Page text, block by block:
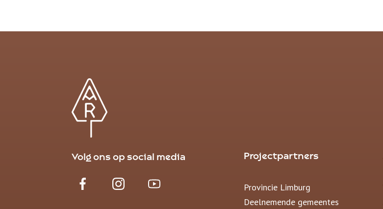
Volg ons op social media Projectpartners
Provincie Limburg
Deelnemende gemeentes